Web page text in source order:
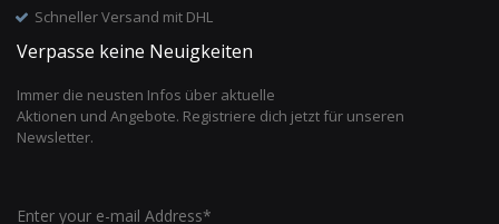
Schneller Versand mit DHL
Verpasse keine Neuigkeiten
Immer die neusten Infos über aktuelle
Aktionen und Angebote. Registriere dich jetzt für unseren
Newsletter.
Enter your e-mail Address*